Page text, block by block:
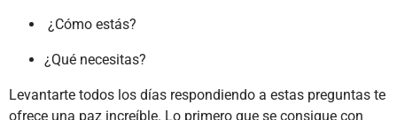
¿Cómo estás?
¿Qué necesitas?
Levantarte todos los días respondiendo a estas preguntas te
ofrece una paz increíble. Lo primero que se consigue con